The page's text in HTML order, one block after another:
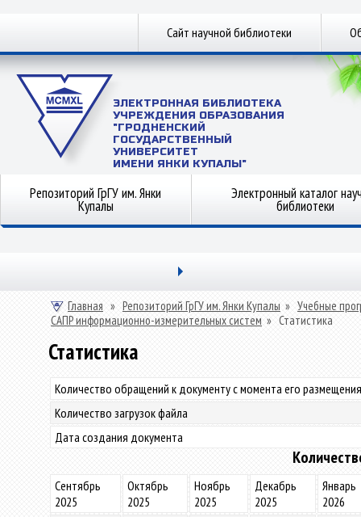
Сайт научной библиотеки
ЭЛЕКТРОННАЯ БИБЛИОТЕКА
УЧРЕЖДЕНИЯ ОБРАЗОВАНИЯ
"ГРОДНЕНСКИЙ
ГОСУДАРСТВЕННЫЙ
УНИВЕРСИТЕТ
ИМЕНИ ЯНКИ КУПАЛЫ"
Репозиторий ГрГУ им. Янки
Купалы
Электронный каталог
библиотеки
Главная » Репозиторий ГрГУ им. Янки Купалы » Учебные
САПР информационно-измерительных систем » Статистика
Статистика
Количество обращений к документу с момента его
Количество загрузок файла
Дата создания документа
Сентябрь
2025
Октябрь
2025
Ноябрь
2025
Декабрь
2025
Январь
2026